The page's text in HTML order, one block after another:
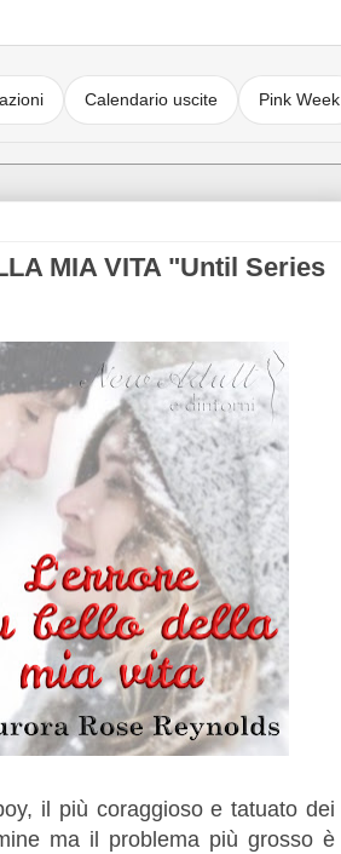
Calendario uscite Pink Week
MIA VITA "Until Series
il più coraggioso e tatuato dei
ma il problema più grosso è